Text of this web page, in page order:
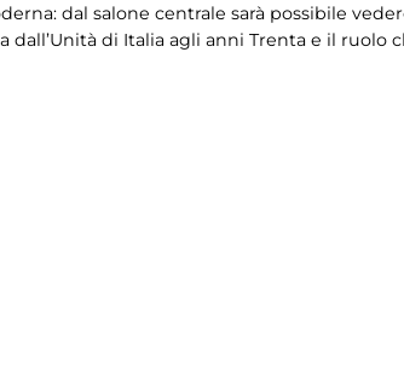
dal salone centrale sarà possibile
di Italia agli anni Trenta e il ruolo